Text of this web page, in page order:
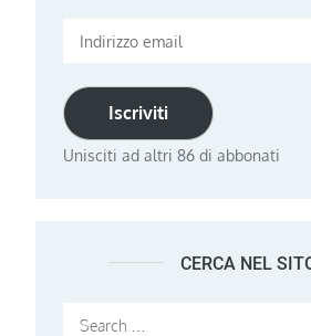
Indirizzo
Iscriviti
Unisciti ad altri 86 di abbonati
CERCA NEL
Search